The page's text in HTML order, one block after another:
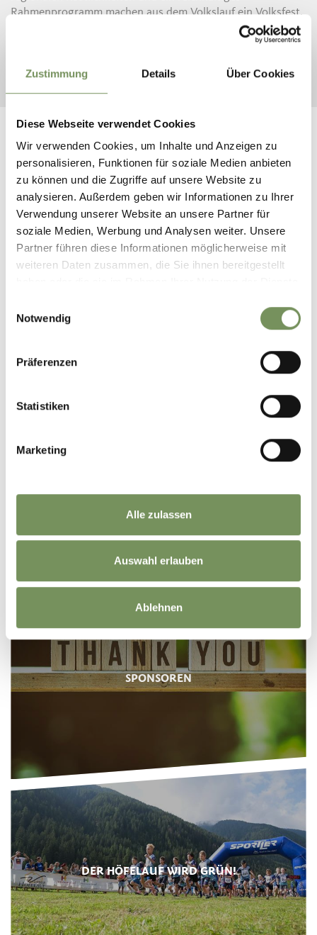
Zustimmung Details Über Cookies
Diese Webseite verwendet Cookies
Wir verwenden Cookies, um Inhalte und Anzeigen zu
personalisieren, Funktionen für soziale Medien anbieten
zu können und die Zugriffe auf unsere Website zu
analysieren. Außerdem geben wir Informationen zu Ihrer
Verwendung unserer Website an unsere Partner für
soziale Medien, Werbung und Analysen weiter. Unsere
Partner führen diese Informationen möglicherweise mit
weiteren Daten zusammen, die Sie ihnen bereitgestellt
Notwendig
Präferenzen
Statistiken
Marketing
Alle zulassen
Auswahl erlauben
Ablehnen
Rahmenprogramm machen aus dem Volkslauf ein Volksfest.
komplett und zu dem was er ist: Der Lauf für Genießer!
LÄUFERINFO
SPONSOREN
DER HÖFELAUF WIRD GRÜN!